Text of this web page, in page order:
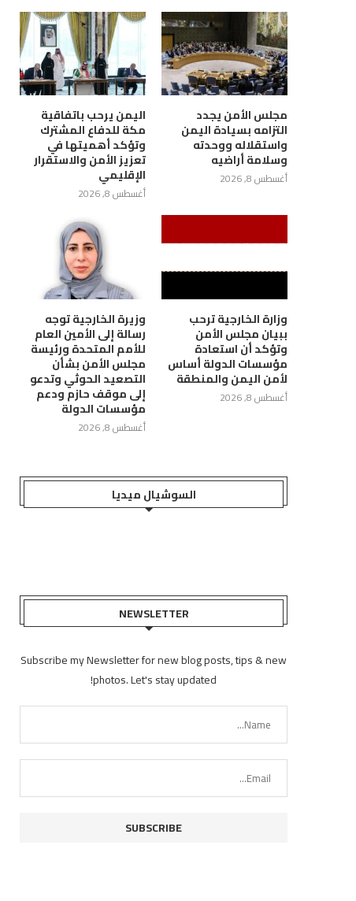
مجلس الأمن يجدد
التزامه بسيادة اليمن
واستقلاله ووحدته
وسلامة أراضيه
أغسطس 8, 2026
اليمن يرحب باتفاقية
مكة للدفاع المشترك
وتؤكد أهميتها في
تعزيز الأمن والاستقرار
الإقليمي
أغسطس 8, 2026
وزارة الخارجية ترحب
ببيان مجلس الأمن
وتؤكد أن استعادة
مؤسسات الدولة أساس
لأمن اليمن والمنطقة
أغسطس 8, 2026
وزيرة الخارجية توجه
رسالة إلى الأمين العام
للأمم المتحدة ورئيسة
مجلس الأمن بشأن
التصعيد الحوثي وتدعو
إلى موقف حازم ودعم
مؤسسات الدولة
أغسطس 8, 2026
السوشيال ميديا
NEWSLETTER
Subscribe my Newsletter for new blog posts, tips & new
photos. Let's stay updated!